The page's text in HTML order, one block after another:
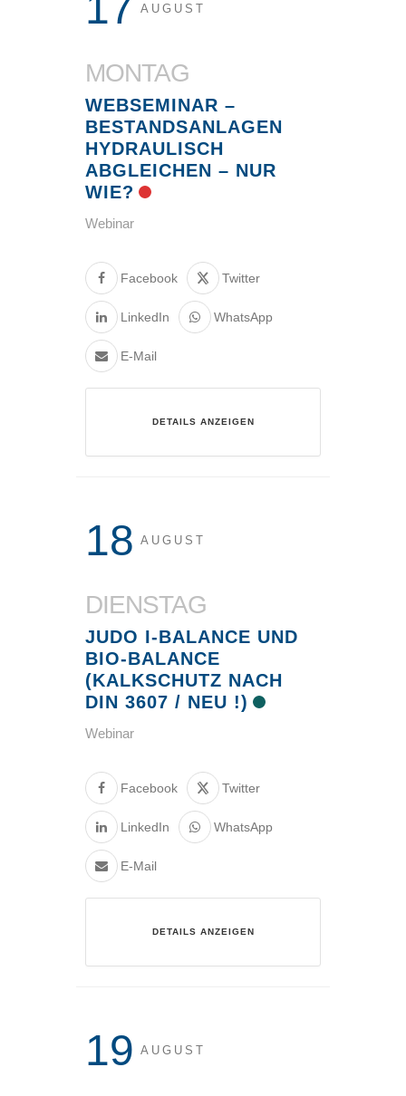
AUGUST
MONTAG
WEBSEMINAR –
BESTANDSANLAGEN
HYDRAULISCH
ABGLEICHEN – NUR
WIE?
Webinar
Facebook Twitter
LinkedIn WhatsApp
E-Mail
DETAILS ANZEIGEN
18 AUGUST
DIENSTAG
JUDO I-BALANCE UND
BIO-BALANCE
(KALKSCHUTZ NACH
DIN 3607 / NEU !)
Webinar
Facebook Twitter
LinkedIn WhatsApp
E-Mail
DETAILS ANZEIGEN
19 AUGUST